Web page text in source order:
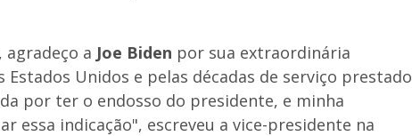
agradeço a Joe Biden por sua extraordinária
Unidos e pelas décadas de serviço prestado
por ter o endosso do presidente, e minha
essa indicação", escreveu a vice-presidente na